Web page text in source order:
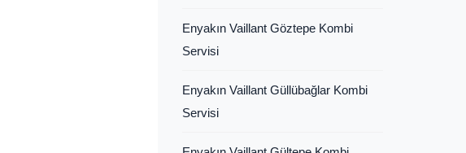
Enyakın Vaillant Göztepe Kombi
Servisi
Enyakın Vaillant Güllübağlar Kombi
Servisi